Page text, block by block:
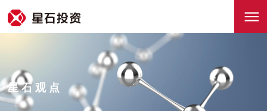
星石观点